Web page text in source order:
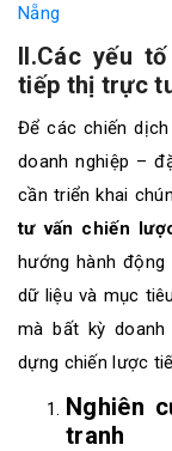
Nẵng
II.Các yếu
tiếp thị trực
Để các chiến
doanh nghiệp –
cần triển khai
tư vấn chiến
hướng hành
dữ liệu và mục
mà bất kỳ
dựng chiến lược
Nghiên
tranh